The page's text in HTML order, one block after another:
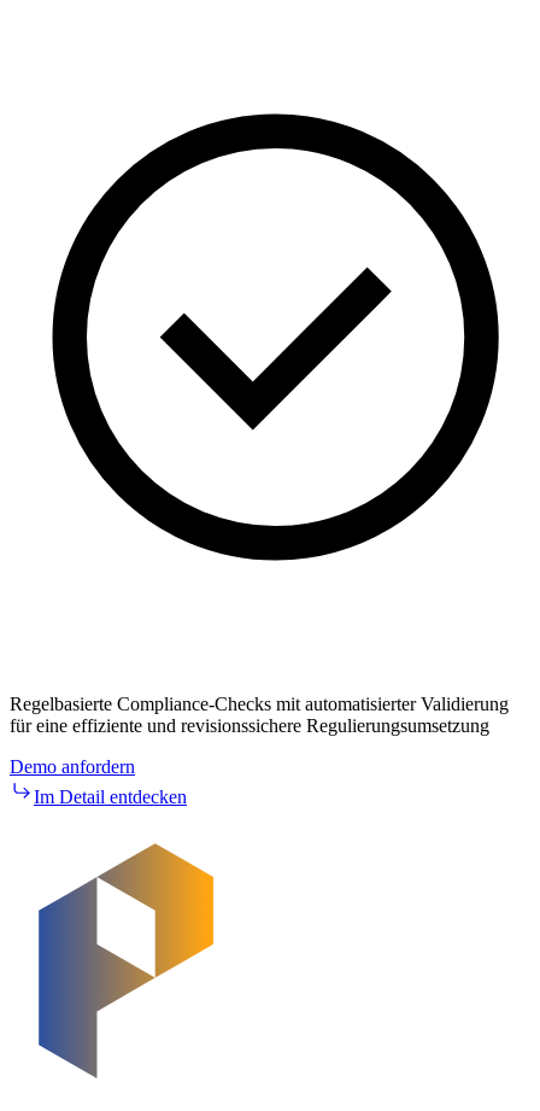
Regelbasierte Compliance-Checks mit automatisierter Validierung
für eine effiziente und revisionssichere Regulierungsumsetzung
Demo anfordern
Im Detail entdecken